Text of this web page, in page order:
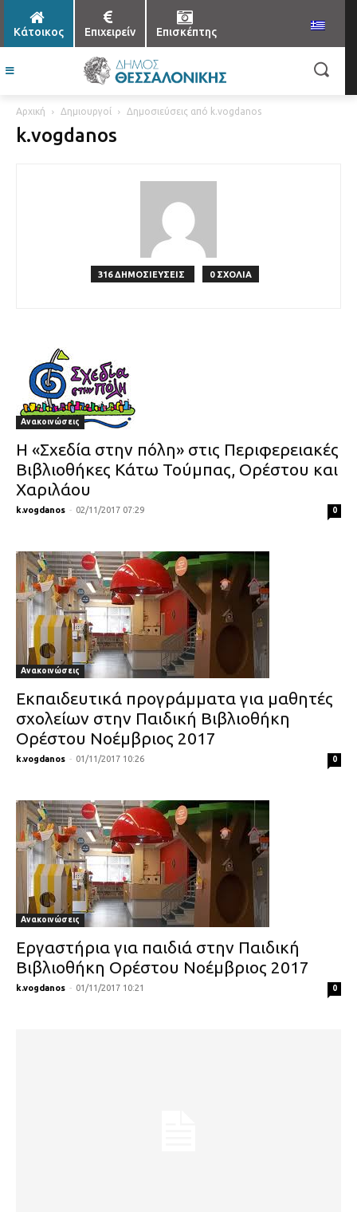
Κάτοικος Επιχειρείν Επισκέπτης
Αρχική Δημιουργοί Δημοσιεύσεις από k.vogdanos
k.vogdanos
316 ΔΗΜΟΣΙΕΥΣΕΙΣ 0 ΣΧΟΛΙΑ
Ανακοινώσεις
Η «Σχεδία στην πόλη» στις Περιφερειακές
Βιβλιοθήκες Κάτω Τούμπας, Ορέστου και
Χαριλάου
k.vogdanos - 02/11/2017 07:29 0
Ανακοινώσεις
Εκπαιδευτικά προγράμματα για μαθητές
σχολείων στην Παιδική Βιβλιοθήκη
Ορέστου Νοέμβριος 2017
k.vogdanos - 01/11/2017 10:26 0
Ανακοινώσεις
Εργαστήρια για παιδιά στην Παιδική
Βιβλιοθήκη Ορέστου Νοέμβριος 2017
k.vogdanos - 01/11/2017 10:21 0